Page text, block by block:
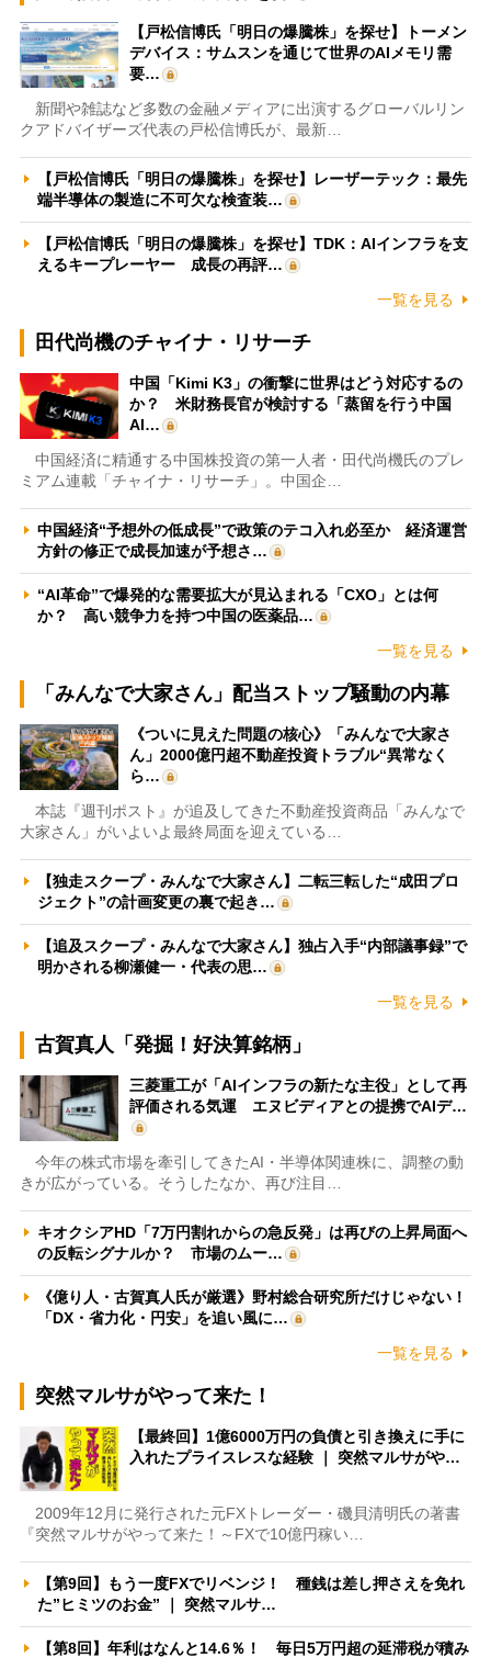
【戸松信博氏「明日の爆騰株」を探せ】トーメン
デバイス：サムスンを通じて世界のAIメモリ需
要…
新聞や雑誌など多数の金融メディアに出演するグローバルリン
クアドバイザーズ代表の戸松信博氏が、最新…
【戸松信博氏「明日の爆騰株」を探せ】レーザーテック：最先
端半導体の製造に不可欠な検査装…
【戸松信博氏「明日の爆騰株」を探せ】TDK：AIインフラを支
えるキープレーヤー 成長の再評…
一覧を見る
田代尚機のチャイナ・リサーチ
中国「Kimi K3」の衝撃に世界はどう対応するの
か？ 米財務長官が検討する「蒸留を行う中国
AI…
中国経済に精通する中国株投資の第一人者・田代尚機氏のプレ
ミアム連載「チャイナ・リサーチ」。中国企…
中国経済“予想外の低成長”で政策のテコ入れ必至か 経済運営
方針の修正で成長加速が予想さ…
“AI革命”で爆発的な需要拡大が見込まれる「CXO」とは何
か？ 高い競争力を持つ中国の医薬品…
一覧を見る
「みんなで大家さん」配当ストップ騒動の内幕
《ついに見えた問題の核心》「みんなで大家さ
ん」2000億円超不動産投資トラブル“異常なく
ら…
本誌『週刊ポスト』が追及してきた不動産投資商品「みんなで
大家さん」がいよいよ最終局面を迎えている…
【独走スクープ・みんなで大家さん】二転三転した“成田プロ
ジェクト”の計画変更の裏で起き…
【追及スクープ・みんなで大家さん】独占入手“内部議事録”で
明かされる柳瀬健一・代表の思…
一覧を見る
古賀真人「発掘！好決算銘柄」
三菱重工が「AIインフラの新たな主役」として再
評価される気運 エヌビディアとの提携でAIデ…
今年の株式市場を牽引してきたAI・半導体関連株に、調整の動
きが広がっている。そうしたなか、再び注目…
キオクシアHD「7万円割れからの急反発」は再びの上昇局面へ
の反転シグナルか？ 市場のムー…
《億り人・古賀真人氏が厳選》野村総合研究所だけじゃない！
「DX・省力化・円安」を追い風に…
一覧を見る
突然マルサがやって来た！
【最終回】1億6000万円の負債と引き換えに手に
入れたプライスレスな経験 ｜ 突然マルサがや…
2009年12月に発行された元FXトレーダー・磯貝清明氏の著書
『突然マルサがやって来た！～FXで10億円稼い…
【第9回】もう一度FXでリベンジ！ 種銭は差し押さえを免れ
た”ヒミツのお金” ｜ 突然マルサ…
【第8回】年利はなんと14.6％！ 毎日5万円超の延滞税が積み